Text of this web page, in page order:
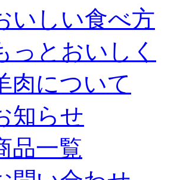
いしい食べ方
っとおいしく
肉について
知らせ
品一覧